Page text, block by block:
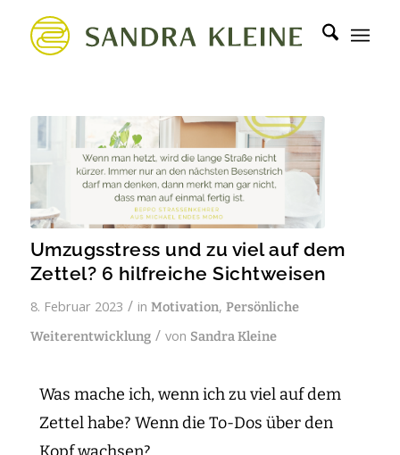
Umzugsstress und zu viel auf dem
Zettel? 6 hilfreiche Sichtweisen
8. Februar 2023 / in Motivation, Persönliche
Weiterentwicklung / von Sandra Kleine
Was mache ich, wenn ich zu viel auf dem
Zettel habe? Wenn die To-Dos über den